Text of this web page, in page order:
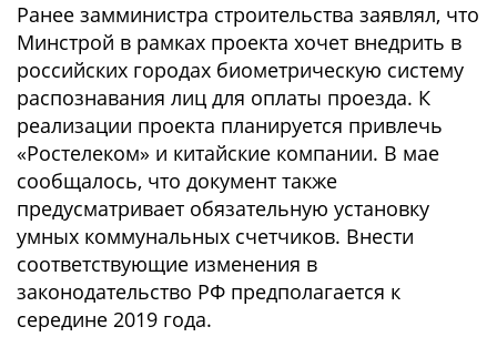
Ранее замминистра строительства заявлял, что
Минстрой в рамках проекта хочет внедрить в
российских городах биометрическую систему
распознавания лиц для оплаты проезда. К
реализации проекта планируется привлечь
«Ростелеком» и китайские компании. В мае
сообщалось, что документ также
предусматривает обязательную установку
умных коммунальных счетчиков. Внести
соответствующие изменения в
законодательство РФ предполагается к
середине 2019 года.